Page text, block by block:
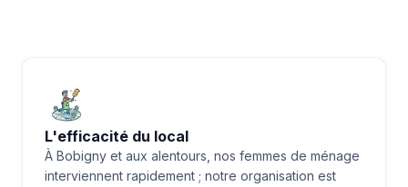
L'efficacité du local
À Bobigny et aux alentours, nos femmes de ménage
interviennent rapidement ; notre organisation est